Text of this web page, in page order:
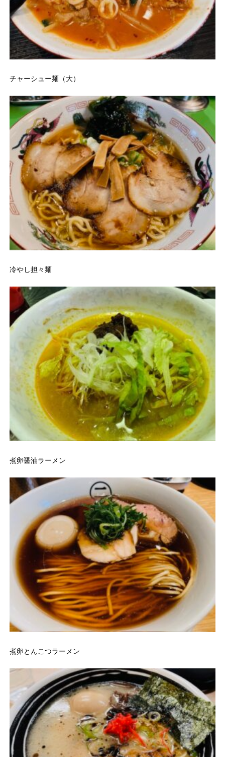
チャーシュー麺（大）
冷やし担々麺
煮卵醤油ラーメン
煮卵とんこつラーメン